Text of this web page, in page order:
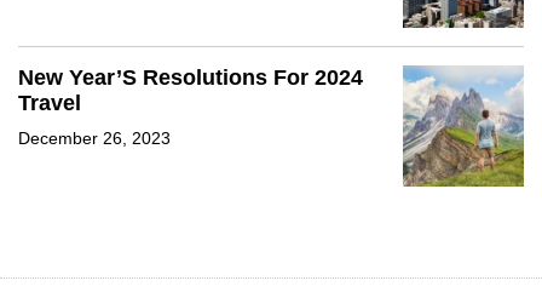
New Year’S Resolutions For 2024
Travel
December 26, 2023